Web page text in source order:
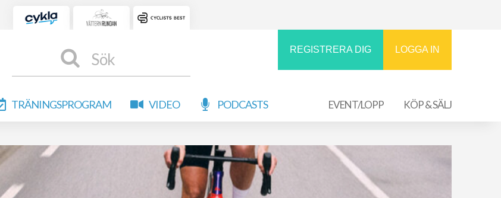
Sök
REGISTRERA DIG LOGGA IN
TRÄNINGSPROGRAM VIDEO PODCASTS EVENT/LOPP KÖP & SÄLJ